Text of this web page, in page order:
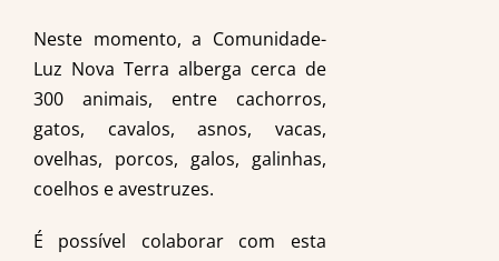
Neste momento, a Comunidade-
Luz Nova Terra alberga cerca de
300 animais, entre cachorros,
gatos, cavalos, asnos, vacas,
ovelhas, porcos, galos, galinhas,
coelhos e avestruzes.
É possível colaborar com esta